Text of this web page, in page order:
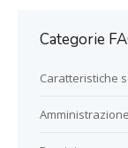
Categorie
Caratteristiche
Amministrazione